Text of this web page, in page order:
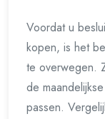
Voordat u
kopen, is het
te overwegen.
de
passen.